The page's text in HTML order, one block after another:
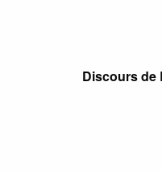
Discours de